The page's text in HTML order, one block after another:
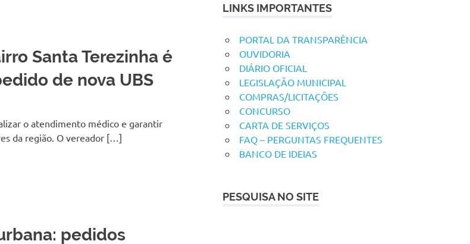
Santa Terezinha é
de nova UBS
TURKO
o atendimento médico e garantir
da região. O vereador […]
pedidos
LINKS IMPORTANTES
PORTAL DA TRANSPARÊNCIA
OUVIDORIA
DIÁRIO OFICIAL
LEGISLAÇÃO MUNICIPAL
COMPRAS/LICITAÇÕES
CONCURSO
CARTA DE SERVIÇOS
FAQ – PERGUNTAS FREQUENTES
BANCO DE IDEIAS
PESQUISA NO SITE